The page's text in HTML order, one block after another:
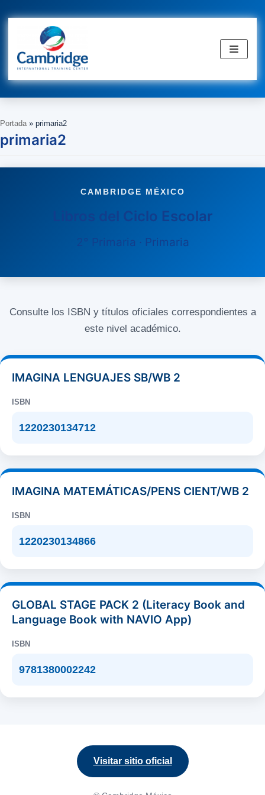
contenido
Portada» primaria2
primaria2
CAMBRIDGE MÉXICO
Libros del Ciclo Escolar
2° Primaria · Primaria
Consulte los ISBN y títulos oficiales correspondientes a
este nivel académico.
IMAGINA LENGUAJES SB/WB 2
ISBN
1220230134712
IMAGINA MATEMÁTICAS/PENS CIENT/WB 2
ISBN
1220230134866
GLOBAL STAGE PACK 2 (Literacy Book and
Language Book with NAVIO App)
ISBN
9781380002242
Visitar sitio oficial